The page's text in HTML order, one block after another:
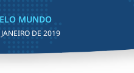
MUNDO
DE 2019